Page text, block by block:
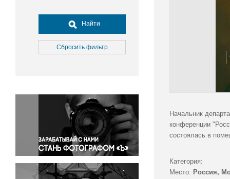
Досуг, туризм и отдых
Культура
Медицина
Окружающая среда
Политика
Правосудие
Происшествия и конфликты
Религия
Светская жизнь
Спорт
Найти
Сбросить фильтр
Начальник
конференции
состоялась в
Категория:
Место: Россия,